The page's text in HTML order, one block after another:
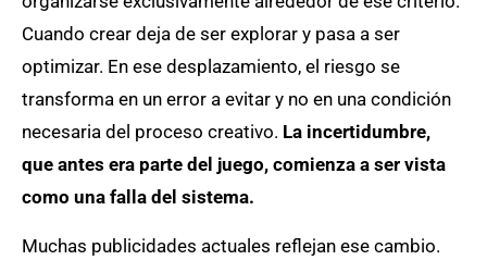
Cuando crear deja de ser explorar y pasa a ser
optimizar. En ese desplazamiento, el riesgo se
transforma en un error a evitar y no en una condición
necesaria del proceso creativo. La incertidumbre,
que antes era parte del juego, comienza a ser vista
como una falla del sistema.
Muchas publicidades actuales reflejan ese cambio.